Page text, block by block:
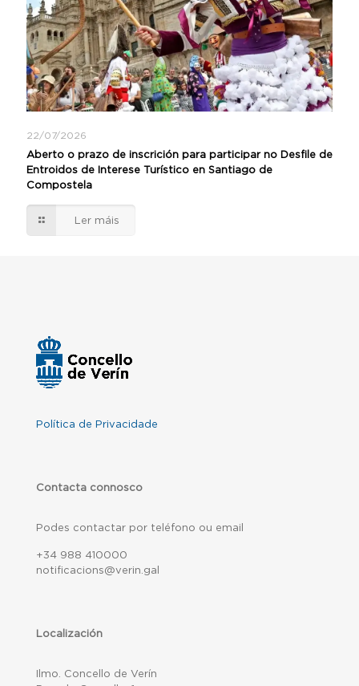
22/07/2026
Aberto o prazo de inscrición para participar no Desfile de
Entroidos de Interese Turístico en Santiago de
Compostela
Ler máis
Política de Privacidade
Contacta connosco
Podes contactar por teléfono ou email
+34 988 410000
notificacions@verin.gal
Localización
Ilmo. Concello de Verín